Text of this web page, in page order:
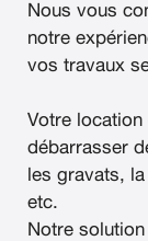
Nous vous
notre
vos travaux
Votre
débarrasser
les gravats,
etc.
Notre